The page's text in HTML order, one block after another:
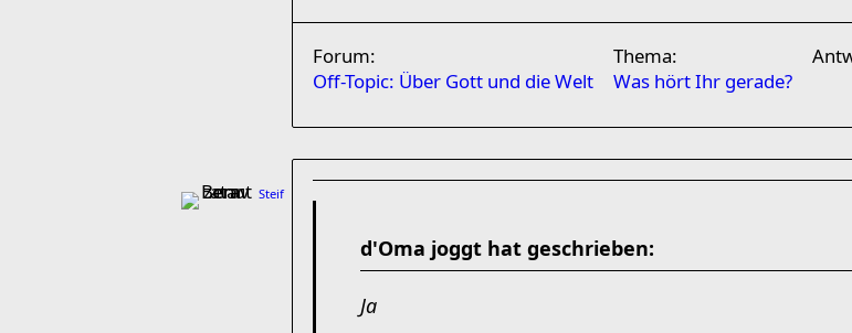
Forum:
Off-Topic: Über Gott und die Welt
Thema:
Was hört Ihr gerade?
Steif
d'Oma joggt hat geschrieben:
Ja